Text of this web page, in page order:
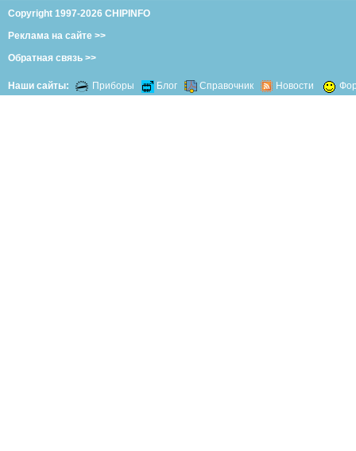
Copyright 1997-2026 CHIPINFO
Реклама на сайте >>
Обратная связь >>
Наши сайты: Приборы Блог Справочник Новости